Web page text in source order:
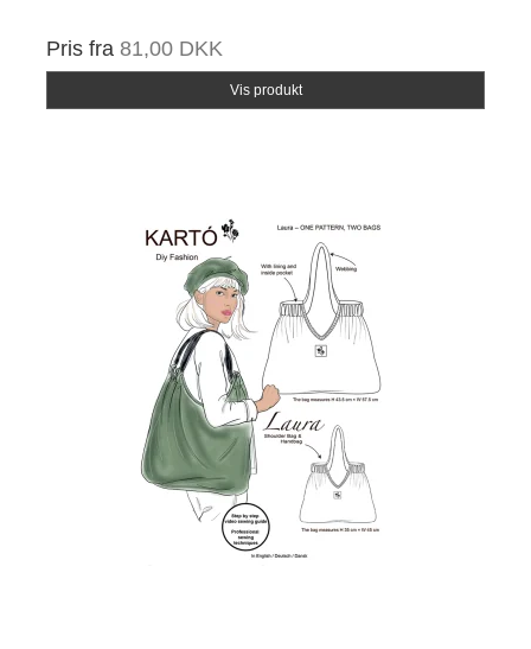
Pris fra 81,00 DKK
Vis produkt